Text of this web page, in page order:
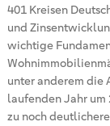
401 Kreisen
und
wichtige
unter anderem die
laufenden Jahr um
zu noch